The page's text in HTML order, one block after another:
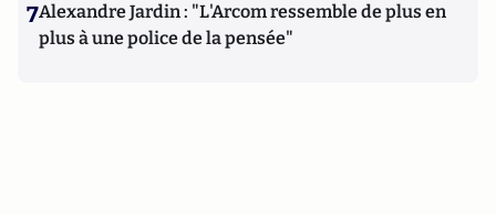
7Alexandre Jardin : "L'Arcom ressemble de plus en
plus à une police de la pensée"